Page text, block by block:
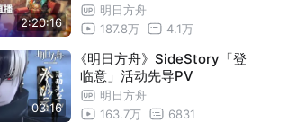
2:20:16
明日方舟
187.8万
4.1万
03:16
《明日方舟》SideStory「登
临意」活动先导PV
明日方舟
163.7万
6831